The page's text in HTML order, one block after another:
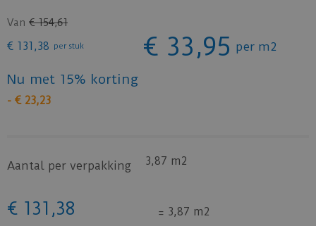
Van € 154,61
€ 131 ,38 per stuk € 33,95 per m2
Nu met 15% korting
- € 23,23
Aantal per verpakking 3,87 m2
€ 131 ,38 = 3,87 m2